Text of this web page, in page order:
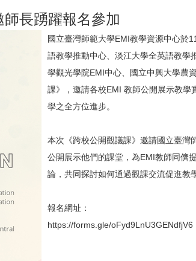
長踴躍報名參加
國立臺灣師範大學EMI教學資源中心於
語教學推動中心、淡江大學全英語教學
學觀光學院EMI中心、國立中興大學農
課》，邀請各校EMI 教師公開展示教學
學之全方位進步。
本次《跨校公開觀議課》邀請國立臺灣
公開展示他們的課堂，為EMI教師同儕
論，共同探討如何通過觀課交流促進教
報名網址：
https://forms.gle/oFyd9LnU3GENdfjV6